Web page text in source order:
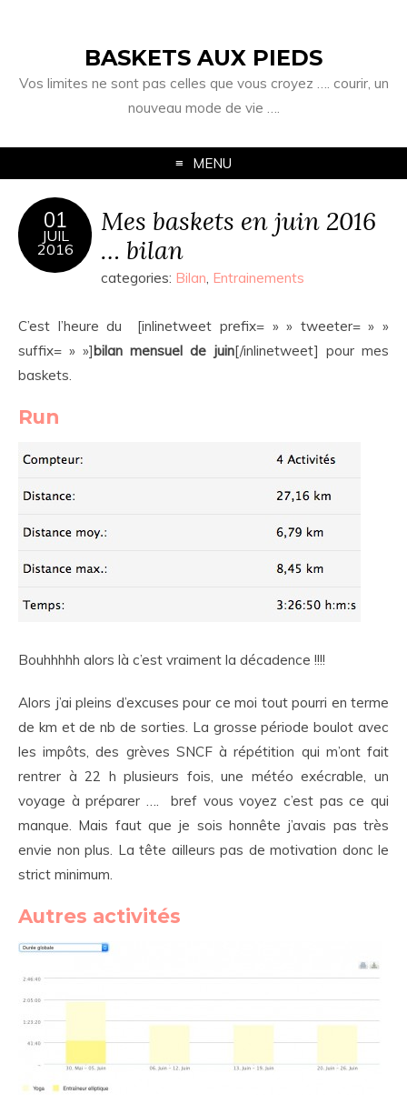
BASKETS AUX PIEDS
Vos limites ne sont pas celles que vous croyez …. courir, un
nouveau mode de vie ….
MENU
01
JUIL
2016
Mes baskets en juin 2016
… bilan
categories: Bilan, Entrainements
C’est l’heure du [inlinetweet prefix= » » tweeter= » »
suffix= » »]bilan mensuel de juin[/inlinetweet] pour mes
baskets.
Run
Bouhhhhh alors là c’est vraiment la décadence !!!!
Alors j’ai pleins d’excuses pour ce moi tout pourri en terme
de km et de nb de sorties. La grosse période boulot avec
les impôts, des grèves SNCF à répétition qui m’ont fait
rentrer à 22 h plusieurs fois, une météo exécrable, un
voyage à préparer …. bref vous voyez c’est pas ce qui
manque. Mais faut que je sois honnête j’avais pas très
envie non plus. La tête ailleurs pas de motivation donc le
strict minimum.
Autres activités